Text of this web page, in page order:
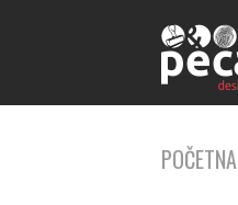
POČETNA